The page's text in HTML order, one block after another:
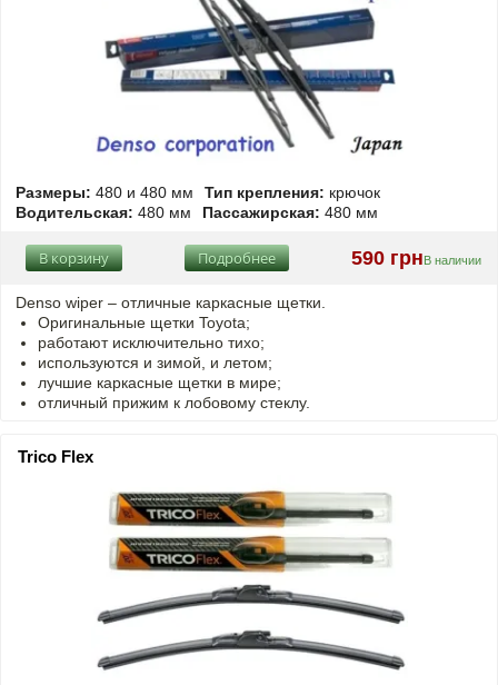
Размеры: 480 и 480 мм Тип крепления: крючок
Водительская: 480 мм Пассажирская: 480 мм
590 грн В наличии
Подробнее
В корзину
Denso wiper – отличные каркасные щетки.
Оригинальные щетки Toyota;
работают исключительно тихо;
используются и зимой, и летом;
лучшие каркасные щетки в мире;
отличный прижим к лобовому стеклу.
Trico Flex